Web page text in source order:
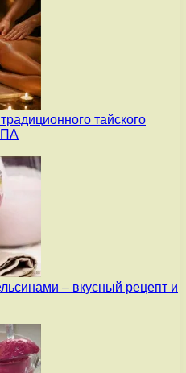
тайского
– вкусный рецепт и